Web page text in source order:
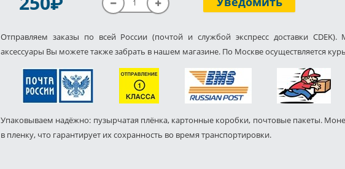
Отправляем заказы по всей России (почтой и службой экспресс доставки
аксессуары Вы можете также забрать в нашем магазине. По Москве осуществляется
Упаковываем надёжно: пузырчатая плёнка, картонные коробки, почтовые пакеты.
в пленку, что гарантирует их сохранность во время транспортировки.